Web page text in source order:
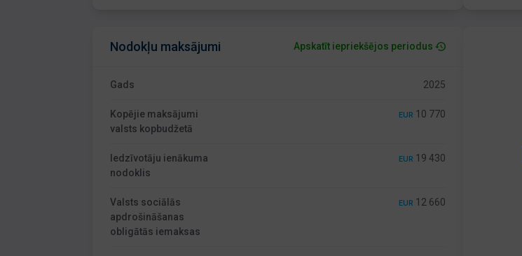
Nodokļu maksājumi Apskatīt iepriekšējos periodus
Gads 2025
Kopējie maksājumi
valsts kopbudžetā
EUR 10 770
Iedzīvotāju ienākuma
nodoklis
EUR 19 430
Valsts sociālās
apdrošināšanas
obligātās iemaksas
EUR 12 660